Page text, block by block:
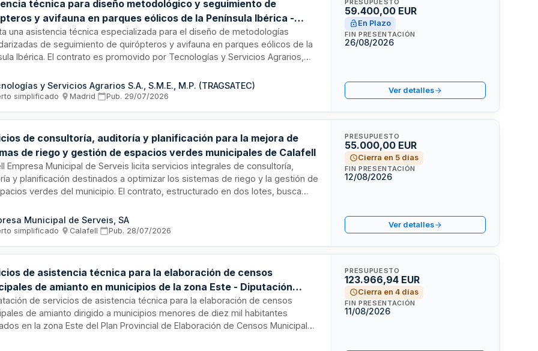
técnica para diseño metodológico y seguimiento de
y avifauna en parques eólicos de la Península Ibérica -
una asistencia técnica especializada para el diseño de metodologías
de seguimiento de quirópteros y avifauna en parques eólicos de la
Ibérica. El contrato es promovido por Tecnologías y Servicios Agrarios,
Terrestre y Marina del Ministerio para la Transición Ecológica. Los
incluyen la planificación de diseños experimentales tipo BACI en al menos
metodológica y la elaboración de propuestas de integración de datos en
Integrado de Información de Biodiversidad del Ministerio.
y Servicios Agrarios S.A., S.M.E., M.P. (TRAGSATEC)
simplificado· Madrid· Pub. 29/07/2026
PRESUPUESTO
59.400,00 EUR
En Plazo
FIN PRESENTACIÓN
26/08/2026
Ver detalles
de consultoría, auditoría y planificación para la mejora de
de riego y gestión de espacios verdes municipales de Calafell
Empresa Municipal de Serveis licita servicios integrales de consultoría,
y planificación destinados a optimizar los sistemas de riego y la gestión de
verdes del municipio. El contrato, estructurado en dos lotes, busca
de espacios verdes y optimizar recursos técnicos y operativos,
criterios de sostenibilidad ambiental y adaptación climática en todas
Municipal de Serveis, SA
simplificado· Calafell· Pub. 28/07/2026
PRESUPUESTO
55.000,00 EUR
Cierra en 5 días
FIN PRESENTACIÓN
12/08/2026
Ver detalles
de asistencia técnica para la elaboración de censos
de amianto en municipios de la zona Este - Diputación
de Cáceres
de servicios de asistencia técnica para la elaboración de censos
de amianto dirigido a municipios menores de diez mil habitantes
en la zona Este del Plan Provincial de Elaboración de Censos Municipales
PRESUPUESTO
123.966,94 EUR
Cierra en 4 días
FIN PRESENTACIÓN
11/08/2026